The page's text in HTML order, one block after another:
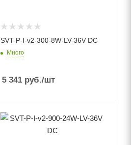
SVT-P-I-v2-300-8W-LV-36V DC
Много
5 341 руб./шт